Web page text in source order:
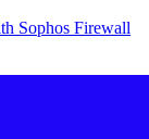
Sophos Firewall